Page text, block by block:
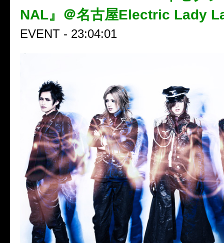
NAL』＠名古屋Electric Lady
EVENT - 23:04:01